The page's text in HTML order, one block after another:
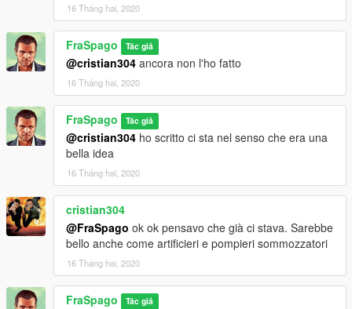
16 Tháng hai, 2020
FraSpago Tác giả
@cristian304 ancora non l'ho fatto
16 Tháng hai, 2020
FraSpago Tác giả
@cristian304 ho scritto ci sta nel senso che era una
bella idea
16 Tháng hai, 2020
cristian304
@FraSpago ok ok pensavo che già ci stava. Sarebbe
bello anche come artificieri e pompieri sommozzatori
16 Tháng hai, 2020
FraSpago Tác giả